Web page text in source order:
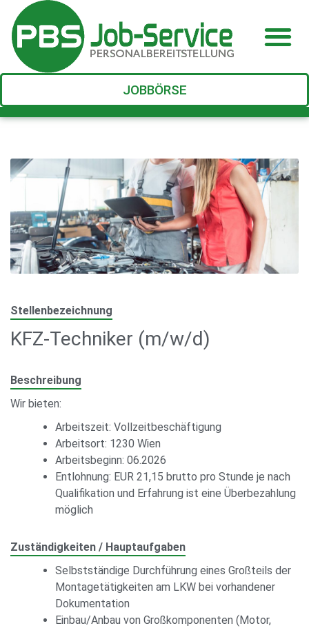
JOBBÖRSE
Stellenbezeichnung
KFZ-Techniker (m/w/d)
Beschreibung
Wir bieten:
Arbeitszeit: Vollzeitbeschäftigung
Arbeitsort: 1230 Wien
Arbeitsbeginn: 06.2026
Entlohnung: EUR 21,15 brutto pro Stunde je nach
Qualifikation und Erfahrung ist eine Überbezahlung
möglich
Zuständigkeiten / Hauptaufgaben
Selbstständige Durchführung eines Großteils der
Montagetätigkeiten am LKW bei vorhandener
Dokumentation
Einbau/Anbau von Großkomponenten (Motor,